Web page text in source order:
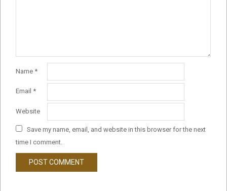
Name *
Email *
Website
Save my name, email, and website in this browser for the next
time I comment.